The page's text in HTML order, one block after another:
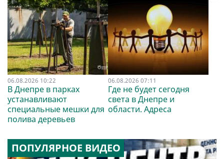
06.08.2026 10:22
В Днепре в парках
устанавливают
специальные мешки для
полива деревьев
06.08.2026 07:11
Где не будет сегодня
света в Днепре и
области. Адреса
ПОПУЛЯРНОЕ ВИДЕО